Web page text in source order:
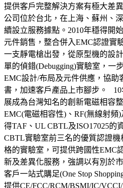
提供客戶完整解決方案有極大差
公司位於台北，在上海、蘇州、
續設立服務據點。2010年穩得開
元件銷售，整合併入EMC認證實
一支靜電槍出發，從原型機的設
單的偵錯(Debugging)實驗室，一
EMC設計/布局及元件供應，協助
書，加速客戶產品上市腳步。 10
展成為台灣知名的創新電磁相容
EMC(電磁相容性)、RF(無線射頻
得TAF、UL CBTL及ISO17025的
CBTL實驗室前三名的優質認證
格的實驗室，可提供跨國性EMC
新及差異化服務，強調以有別於
客戶一站式購足(One Stop
提供CE/FCC/RCM/BSMI/IC/